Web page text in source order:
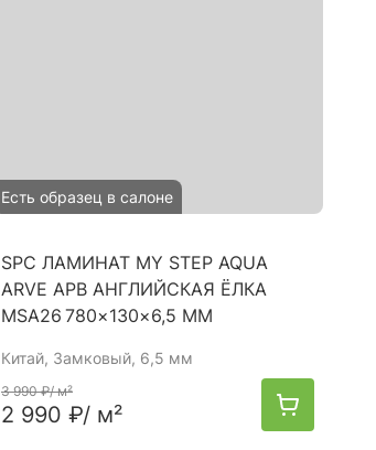
Есть образец в салоне
SPC ЛАМИНАТ MY STEP AQUA
ARVE АРВ АНГЛИЙСКАЯ ЁЛКА
MSA26 780×130×6,5 ММ
Китай, Замковый, 6,5 мм
3 990 ₽/ м²
2 990 ₽/ м²